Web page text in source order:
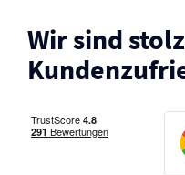
Wir sind